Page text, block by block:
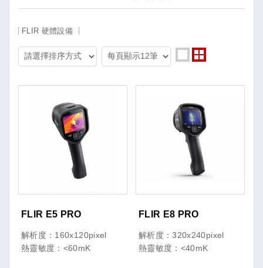
FLIR 硬體設備
FLIR E5 PRO
解析度：160x120pixel
熱靈敏度：<60mK
FLIR E8 PRO
解析度：320x240pixel
熱靈敏度：<40mK